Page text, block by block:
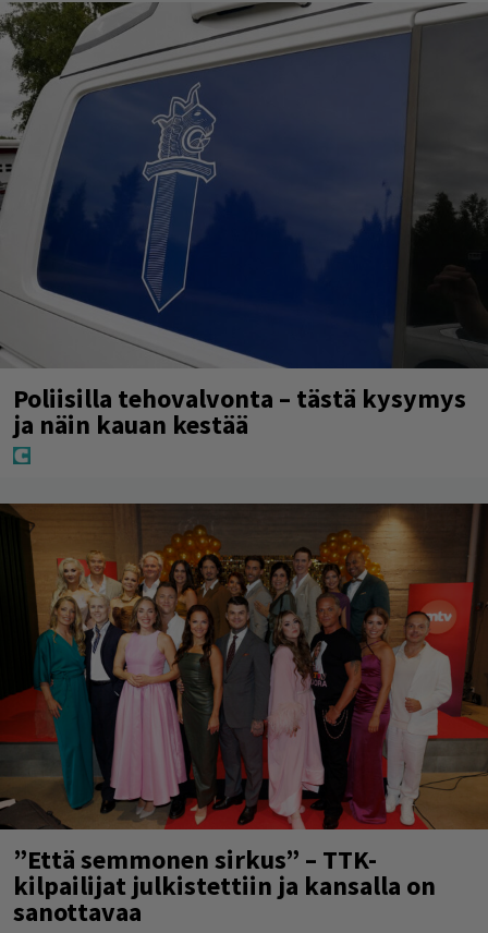
Poliisilla tehovalvonta – tästä kysymys
ja näin kauan kestää
”Että semmonen sirkus” – TTK-
kilpailijat julkistettiin ja kansalla on
sanottavaa